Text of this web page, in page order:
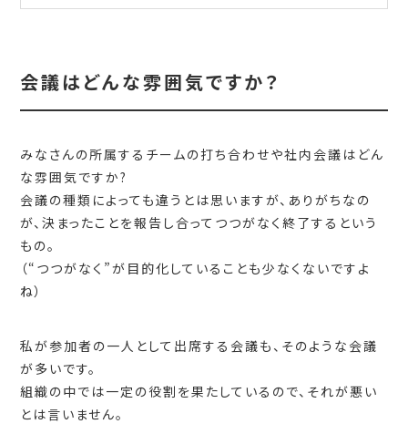
会議はどんな雰囲気ですか？
みなさんの所属するチームの打ち合わせや社内会議はどん
な雰囲気ですか?
会議の種類によっても違うとは思いますが、ありがちなの
が、決まったことを報告し合ってつつがなく終了するという
もの。
（“つつがなく”が目的化していることも少なくないですよ
ね）
私が参加者の一人として出席する会議も、そのような会議
が多いです。
組織の中では一定の役割を果たしているので、それが悪い
とは言いません。